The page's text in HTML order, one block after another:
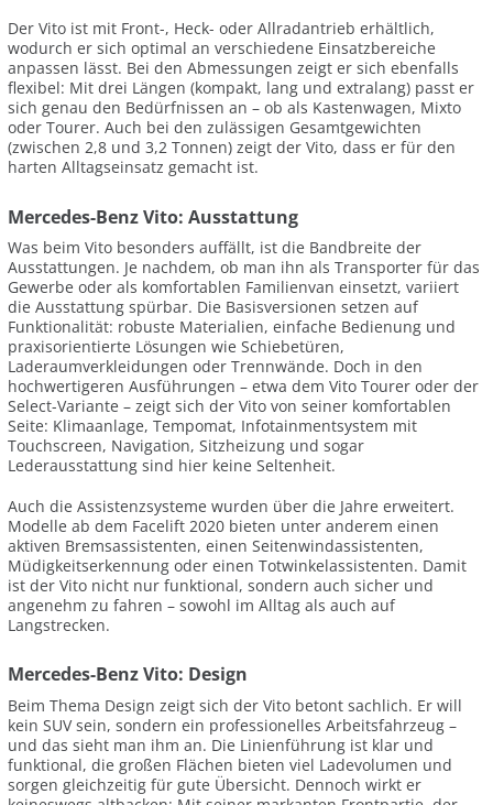
Der Vito ist mit Front-, Heck- oder Allradantrieb erhältlich,
wodurch er sich optimal an verschiedene Einsatzbereiche
anpassen lässt. Bei den Abmessungen zeigt er sich ebenfalls
flexibel: Mit drei Längen (kompakt, lang und extralang) passt er
sich genau den Bedürfnissen an – ob als Kastenwagen, Mixto
oder Tourer. Auch bei den zulässigen Gesamtgewichten
(zwischen 2,8 und 3,2 Tonnen) zeigt der Vito, dass er für den
harten Alltagseinsatz gemacht ist.
Mercedes-Benz Vito: Ausstattung
Was beim Vito besonders auffällt, ist die Bandbreite der
Ausstattungen. Je nachdem, ob man ihn als Transporter für das
Gewerbe oder als komfortablen Familienvan einsetzt, variiert
die Ausstattung spürbar. Die Basisversionen setzen auf
Funktionalität: robuste Materialien, einfache Bedienung und
praxisorientierte Lösungen wie Schiebetüren,
Laderaumverkleidungen oder Trennwände. Doch in den
hochwertigeren Ausführungen – etwa dem Vito Tourer oder der
Select-Variante – zeigt sich der Vito von seiner komfortablen
Seite: Klimaanlage, Tempomat, Infotainmentsystem mit
Touchscreen, Navigation, Sitzheizung und sogar
Lederausstattung sind hier keine Seltenheit.
Auch die Assistenzsysteme wurden über die Jahre erweitert.
Modelle ab dem Facelift 2020 bieten unter anderem einen
aktiven Bremsassistenten, einen Seitenwindassistenten,
Müdigkeitserkennung oder einen Totwinkelassistenten. Damit
ist der Vito nicht nur funktional, sondern auch sicher und
angenehm zu fahren – sowohl im Alltag als auch auf
Langstrecken.
Mercedes-Benz Vito: Design
Beim Thema Design zeigt sich der Vito betont sachlich. Er will
kein SUV sein, sondern ein professionelles Arbeitsfahrzeug –
und das sieht man ihm an. Die Linienführung ist klar und
funktional, die großen Flächen bieten viel Ladevolumen und
sorgen gleichzeitig für gute Übersicht. Dennoch wirkt er